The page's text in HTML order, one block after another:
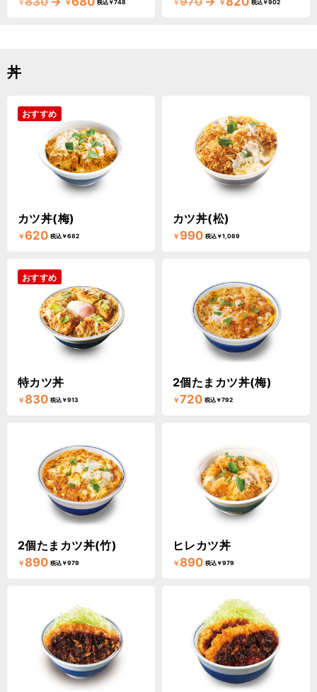
￥ ￥ 税込￥748 ￥ ￥ 税込￥902
丼
おすすめ
カツ丼(梅)
￥620 税込￥682
カツ丼(松)
￥ 990 税込￥1,089
おすすめ
特カツ丼
￥830 税込￥913
2個たまカツ丼(梅)
￥720 税込￥792
2個たまカツ丼(竹)
￥890 税込￥979
ヒレカツ丼
￥890 税込￥979